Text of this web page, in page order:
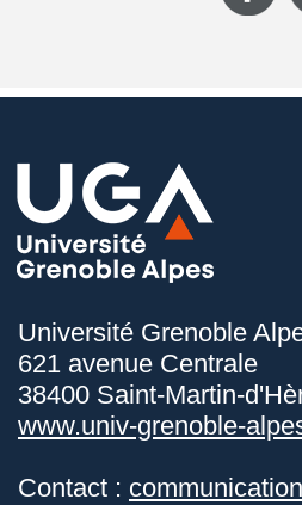
Université Grenoble
621 avenue Centrale
38400 Saint-Martin-
www.univ-grenoble-
Contact :